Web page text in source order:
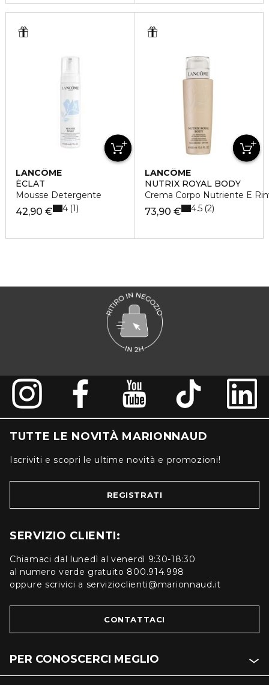
LANCÔME
ÉCLAT
Mousse Detergente
42,90 € 4 1
LANCÔME
NUTRIX ROYAL BODY
Crema Corpo Nutriente E
73,90 € 4.5 2
TUTTE LE NOVITÀ MARIONNAUD
Iscriviti e scopri le ultime novità e promozioni!
REGISTRATI
SERVIZIO CLIENTI:
Chiamaci dal lunedì al venerdì 9:30-18:30
al numero verde gratuito 800.914.998
oppure scrivici a servizioclienti@marionnaud.it
CONTATTACI
PER CONOSCERCI MEGLIO